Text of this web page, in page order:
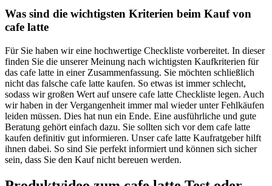
Was sind die wichtigsten Kriterien beim Kauf von
cafe latte
Für Sie haben wir eine hochwertige Checkliste vorbereitet. In dieser
finden Sie die unserer Meinung nach wichtigsten Kaufkriterien für
das cafe latte in einer Zusammenfassung. Sie möchten schließlich
nicht das falsche cafe latte kaufen. So etwas ist immer schlecht,
sodass wir großen Wert auf unsere cafe latte Checkliste legen. Auch
wir haben in der Vergangenheit immer mal wieder unter Fehlkäufen
leiden müssen. Dies hat nun ein Ende. Eine ausführliche und gute
Beratung gehört einfach dazu. Sie sollten sich vor dem cafe latte
kaufen definitiv gut informieren. Unser cafe latte Kaufratgeber hilft
ihnen dabei. So sind Sie perfekt informiert und können sich sicher
sein, dass Sie den Kauf nicht bereuen werden.